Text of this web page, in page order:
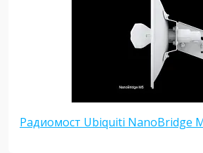
Радиомост Ubiquiti NanoBridge